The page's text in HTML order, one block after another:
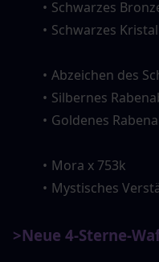
Schwarzes
Schwarzes
Abzeichen des
Silbernes
Goldenes
Mora x 753k
Mystisches
>Neue 4-Sterne-